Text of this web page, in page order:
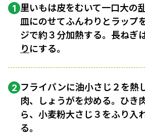
1 里いもは皮をむいて一口大の
皿にのせてふんわりとラップ
ジで約３分加熱する。長ねぎ
りにする。
2 フライパンに油小さじ２を熱
肉、しょうがを炒める。ひき
ら、小麦粉大さじ３をふり入
る。